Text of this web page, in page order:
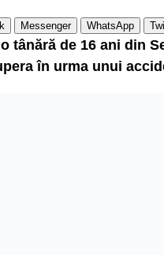
Messenger WhatsApp
tânără de 16 ani din
în urma unui